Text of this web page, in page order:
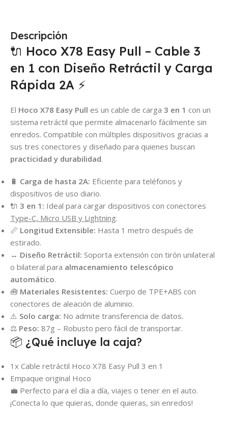
Descripción
🔌 Hoco X78 Easy Pull – Cable 3
en 1 con Diseño Retráctil y Carga
Rápida 2A ⚡
El Hoco X78 Easy Pull es un cable de carga 3 en 1 con un
sistema retráctil que permite almacenarlo fácilmente sin
enredos. Compatible con múltiples dispositivos gracias a
sus tres conectores y diseñado para quienes buscan
practicidad y durabilidad.
🔋 Carga de hasta 2A: Eficiente para teléfonos y
dispositivos de uso diario.
🔌 3 en 1: Ideal para cargar dispositivos con conectores
Type-C, Micro USB y Lightning.
📏 Longitud Extensible: Hasta 1 metro después de
estirado.
↔️ Diseño Retráctil: Soporta extensión con tirón unilateral
o bilateral para almacenamiento telescópico
automático.
🧰 Materiales Resistentes: Cuerpo de TPE+ABS con
conectores de aleación de aluminio.
⚠️ Solo carga: No admite transferencia de datos.
⚖️ Peso: 87g – Robusto pero fácil de transportar.
📦 ¿Qué incluye la caja?
1x Cable retráctil Hoco X78 Easy Pull 3 en 1
Empaque original Hoco
💼 Perfecto para el día a día, viajes o tener en el auto.
¡Conecta lo que quieras, donde quieras, sin enredos!